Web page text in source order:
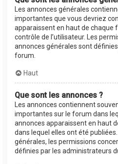
Les annonces générales
importantes que vous devriez
apparaissent en haut de chaque
contrôle de l’utilisateur. Les
annonces générales sont
forum.
Haut
Que sont les annonces ?
Les annonces contiennent
importantes sur le forum dans
annonces apparaissent en haut
dans lequel elles ont été
générales, les permissions
définies par les administrateurs